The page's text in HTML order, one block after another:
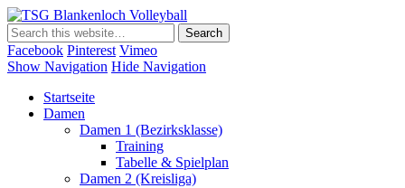
Volleyball Dritte Liga
Facebook Pinterest Vimeo
Show Navigation Hide Navigation
Startseite
Damen
Damen 1 (Bezirksklasse)
Training
Tabelle & Spielplan
Damen 2 (Kreisliga)